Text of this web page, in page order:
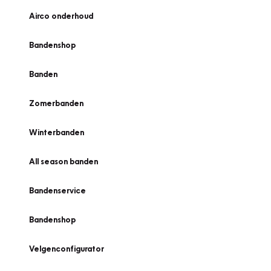
Airco onderhoud
Bandenshop
Banden
Zomerbanden
Winterbanden
All season banden
Bandenservice
Bandenshop
Velgenconfigurator